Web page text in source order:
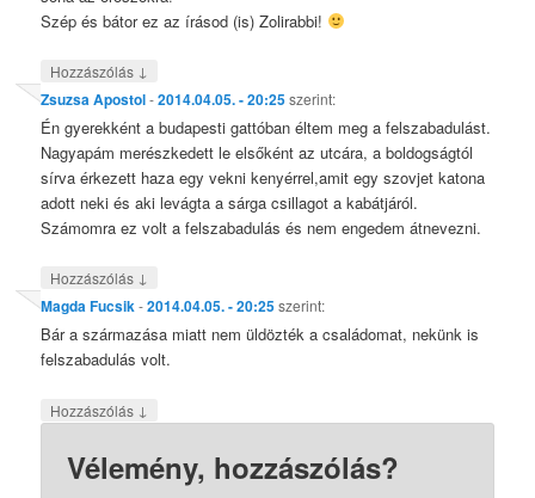
Szép és bátor ez az írásod (is) Zolirabbi!
Hozzászólás ↓
Zsuzsa Apostol-2014.04.05. - 20:25szerint:
Én gyerekként a budapesti gattóban éltem meg a felszabadulást.
Nagyapám merészkedett le elsőként az utcára, a boldogságtól
sírva érkezett haza egy vekni kenyérrel,amit egy szovjet katona
adott neki és aki levágta a sárga csillagot a kabátjáról.
Számomra ez volt a felszabadulás és nem engedem átnevezni.
Hozzászólás ↓
Magda Fucsik-2014.04.05. - 20:25szerint:
Bár a származása miatt nem üldözték a családomat, nekünk is
felszabadulás volt.
Hozzászólás ↓
Vélemény, hozzászólás?